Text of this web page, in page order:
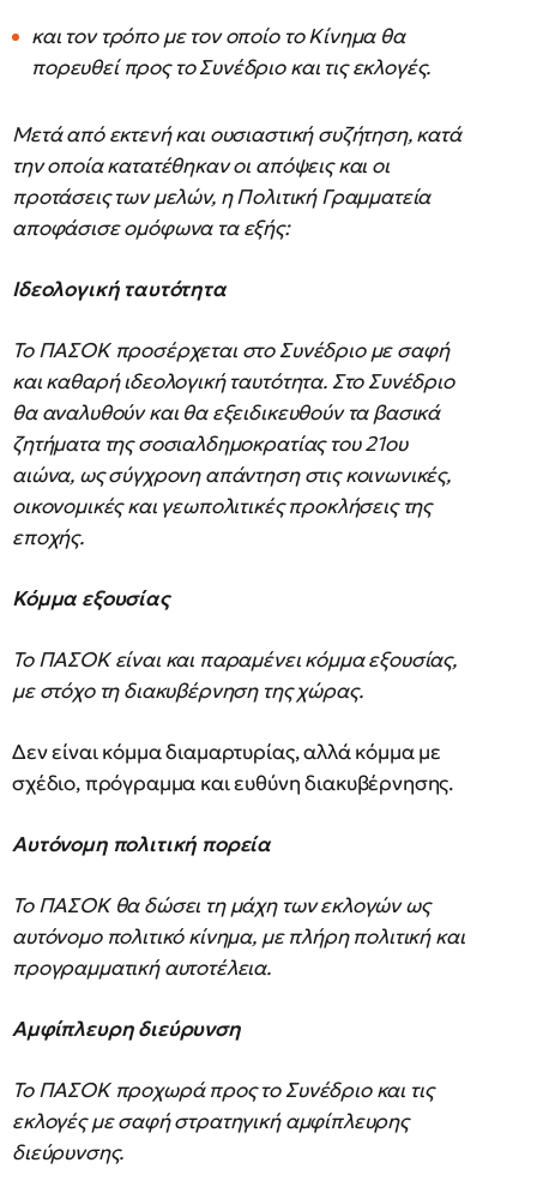
και τον τρόπο με τον οποίο το Κίνημα θα
πορευθεί προς το Συνέδριο και τις εκλογές.
Μετά από εκτενή και ουσιαστική συζήτηση, κατά
την οποία κατατέθηκαν οι απόψεις και οι
προτάσεις των μελών, η Πολιτική Γραμματεία
αποφάσισε ομόφωνα τα εξής:
Ιδεολογική ταυτότητα
Το ΠΑΣΟΚ προσέρχεται στο Συνέδριο με σαφή
και καθαρή ιδεολογική ταυτότητα. Στο Συνέδριο
θα αναλυθούν και θα εξειδικευθούν τα βασικά
ζητήματα της σοσιαλδημοκρατίας του 21ου
αιώνα, ως σύγχρονη απάντηση στις κοινωνικές,
οικονομικές και γεωπολιτικές προκλήσεις της
εποχής.
Κόμμα εξουσίας
Το ΠΑΣΟΚ είναι και παραμένει κόμμα εξουσίας,
με στόχο τη διακυβέρνηση της χώρας.
Δεν είναι κόμμα διαμαρτυρίας, αλλά κόμμα με
σχέδιο, πρόγραμμα και ευθύνη διακυβέρνησης.
Αυτόνομη πολιτική πορεία
Το ΠΑΣΟΚ θα δώσει τη μάχη των εκλογών ως
αυτόνομο πολιτικό κίνημα, με πλήρη πολιτική και
προγραμματική αυτοτέλεια.
Αμφίπλευρη διεύρυνση
Το ΠΑΣΟΚ προχωρά προς το Συνέδριο και τις
εκλογές με σαφή στρατηγική αμφίπλευρης
διεύρυνσης.